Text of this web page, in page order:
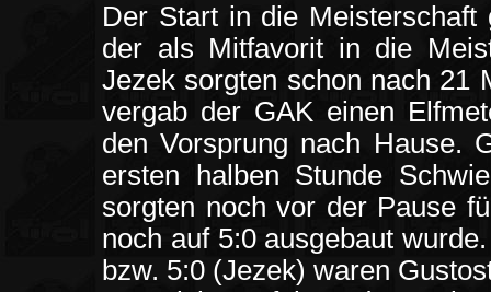
Der Start in die
der als Mitfavorit in die
Jezek sorgten schon nach 21
vergab der GAK einen
den Vorsprung nach Hause.
ersten halben Stunde
sorgten noch vor der Pause
noch auf 5:0 ausgebaut
bzw. 5:0 (Jezek) waren